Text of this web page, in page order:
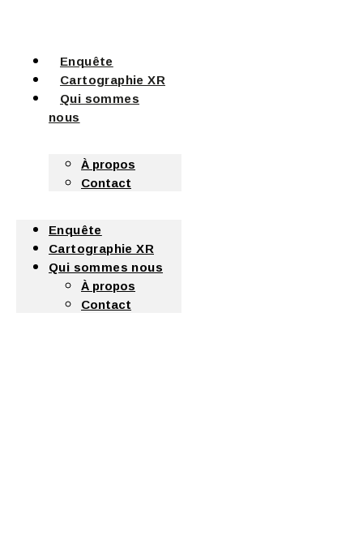
Enquête
Cartographie XR
Qui sommes
nous
À propos
Contact
Enquête
Cartographie XR
Qui sommes nous
À propos
Contact